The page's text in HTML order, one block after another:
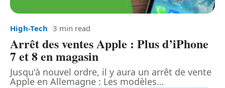
High-Tech 3 min read
Arrêt des ventes Apple : Plus d’iPhone
7 et 8 en magasin
Jusqu'à nouvel ordre, il y aura un arrêt de vente
Apple en Allemagne : Les modèles…